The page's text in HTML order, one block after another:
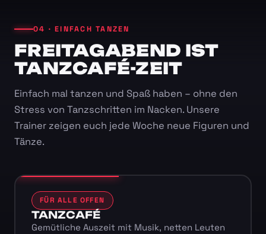
04 · EINFACH TANZEN
FREITAGABEND IST
TANZCAFÉ-ZEIT
Einfach mal tanzen und Spaß haben – ohne den
Stress von Tanzschritten im Nacken. Unsere
Trainer zeigen euch jede Woche neue Figuren und
Tänze.
FÜR ALLE OFFEN
TANZCAFÉ
Gemütliche Auszeit mit Musik, netten Leuten